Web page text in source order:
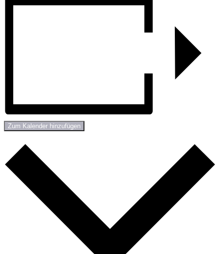
Zum Kalender hinzufügen